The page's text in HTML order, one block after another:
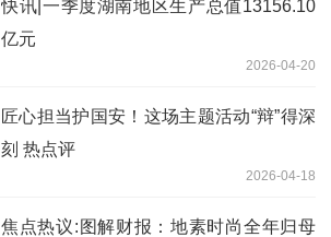
快讯|一季度湖南地区生产总值13156.10
亿元
2026-04-20
匠心担当护国安！这场主题活动“辩”得深
刻 热点评
2026-04-18
焦点热议:图解财报：地素时尚全年归母